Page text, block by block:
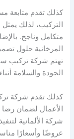
كذلك تقدم متابعة
التركيب، لذلك
متكامل وناجح.
المرخانية حلول
تهتم شركة تركيب
الجودة والسلامة
كذلك تقدم شركة
الأعمال لضمان رضا
شركة الألمانية
عروضًا وأسعارًا